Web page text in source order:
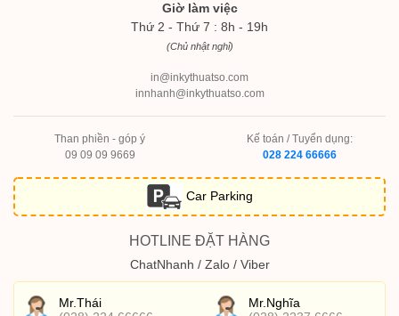
Giờ làm việc
Thứ 2 - Thứ 7 : 8h - 19h
(Chủ nhật nghỉ)
in@inkythuatso.com
innhanh@inkythuatso.com
Than phiền - góp ý
09 09 09 9669
Kế toán / Tuyển dụng:
028 224 66666
Car Parking
HOTLINE ĐẶT HÀNG
ChatNhanh / Zalo / Viber
Mr.Thái
Mr.Nghĩa